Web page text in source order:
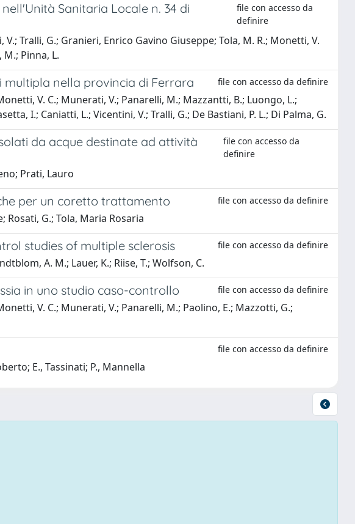
Sanitaria Locale n. 34 di
file con accesso da
definire
Tralli, G.; Granieri, Enrico Gavino Giuseppe; Tola, M. R.; Monetti, V.
M.; Pinna, L.
nella provincia di Ferrara file con accesso da definire
V. C.; Munerati, V.; Panarelli, M.; Mazzantti, B.; Luongo, L.;
I.; Caniatti, L.; Vicentini, V.; Tralli, G.; De Bastiani, P. L.; Di Palma, G.
da acque destinate ad attività
file con accesso da
definire
Prati, Lauro
per un coretto trattamento file con accesso da definire
Rosati, G.; Tola, Maria Rosaria
studies of multiple sclerosis file con accesso da definire
A. M.; Lauer, K.; Riise, T.; Wolfson, C.
in uno studio caso-controllo file con accesso da definire
V. C.; Munerati, V.; Panarelli, M.; Paolino, E.; Mazzotti, G.;
file con accesso da definire
E., Tassinati; P., Mannella